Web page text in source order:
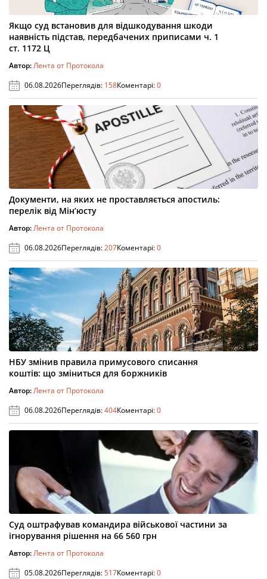
Якщо суд встановив для відшкодування шкоди
наявність підстав, передбачених приписами ч. 1
ст. 1172 Ц
Автор:Лента от Протокола
06.08.2026Переглядів: 158Коментарі:0
Документи, на яких не проставляється апостиль:
перелік від Мін’юсту
Автор:Лента от Протокола
06.08.2026Переглядів:207Коментарі:0
НБУ змінив правила примусового списання
коштів: що зміниться для боржників
Автор:Лента от Протокола
06.08.2026Переглядів:404Коментарі:0
Суд оштрафував командира військової частини за
ігнорування рішення на 66 560 грн
Автор:Лента от Протокола
05.08.2026Переглядів:517Коментарі:0